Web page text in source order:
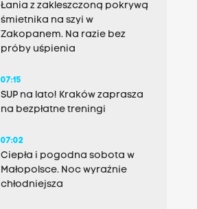
Łania z zakleszczoną pokrywą
śmietnika na szyi w
Zakopanem. Na razie bez
próby uśpienia
07:15
SUP na lato! Kraków zaprasza
na bezpłatne treningi
07:02
Ciepła i pogodna sobota w
Małopolsce. Noc wyraźnie
chłodniejsza